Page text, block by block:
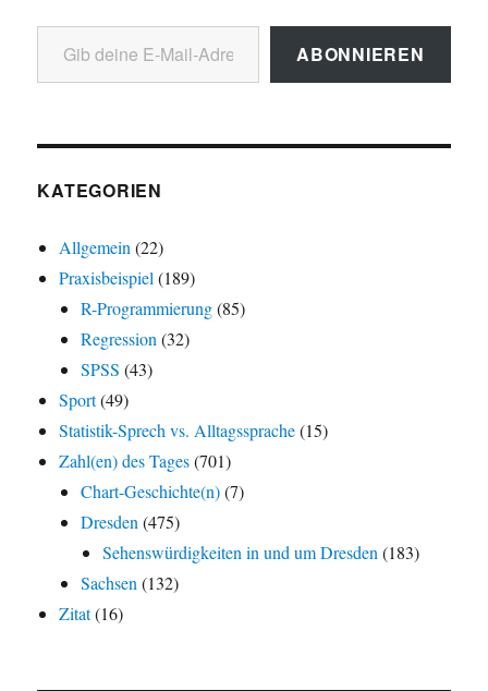
Gib deine E-Mail-Adresse ein ...
ABONNIEREN
KATEGORIEN
Allgemein (22)
Praxisbeispiel (189)
R-Programmierung(85)
Regression (32)
SPSS (43)
Sport(49)
Statistik-Sprech vs. Alltagssprache(15)
Zahl(en) des Tages(701)
Chart-Geschichte(n)(7)
Dresden (475)
Sehenswürdigkeiten in und um Dresden (183)
Sachsen (132)
Zitat(16)